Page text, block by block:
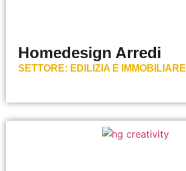
Homedesign Arredi
SETTORE: EDILIZIA E IMMOBILIARE